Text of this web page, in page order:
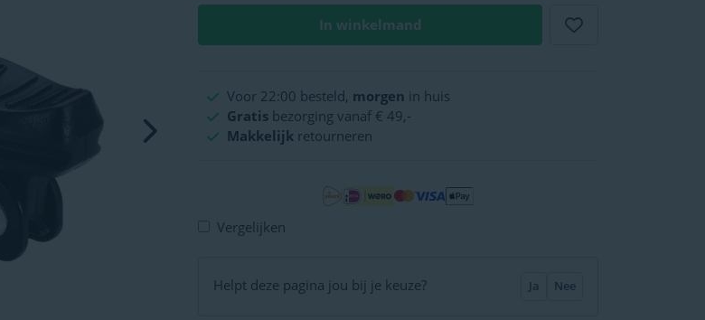
In winkelmand
Voor 22:00 besteld, morgen in huis
Gratisbezorging vanaf € 49,-
Makkelijkretourneren
Vergelijken
Helpt deze pagina jou bij je keuze? Ja Nee